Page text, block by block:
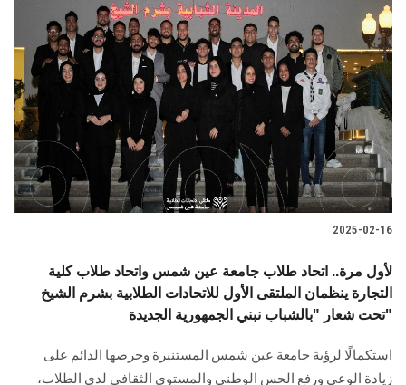
2025-02-16
لأول مرة.. اتحاد طلاب جامعة عين شمس واتحاد طلاب كلية
التجارة ينظمان الملتقى الأول للاتحادات الطلابية بشرم الشيخ
تحت شعار "بالشباب نبني الجمهورية الجديدة"
استكمالًا لرؤية جامعة عين شمس المستنيرة وحرصها الدائم على
زيادة الوعي ورفع الحس الوطني والمستوى الثقافي لدى الطلاب،